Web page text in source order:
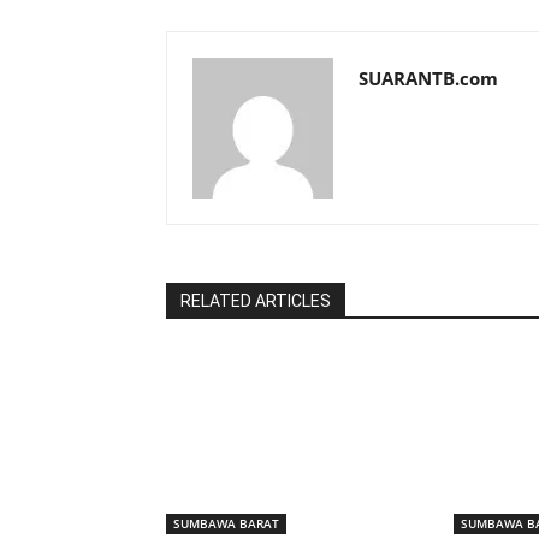
SUARANTB.com
RELATED ARTICLES
SUMBAWA BARAT SUMBAWA